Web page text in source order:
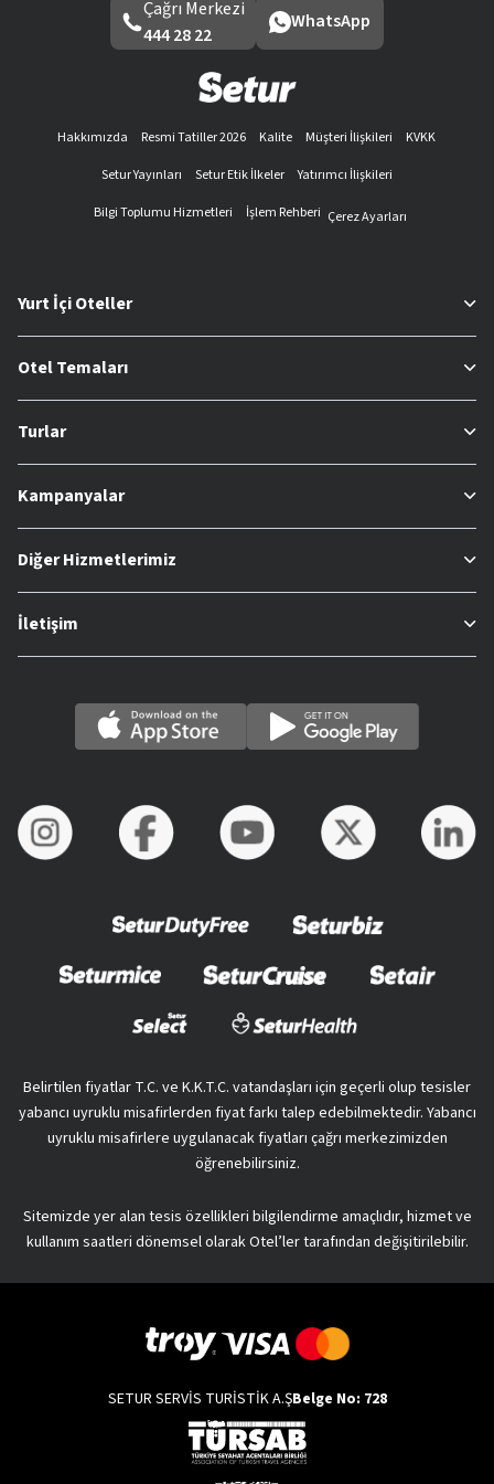
Çağrı Merkezi
444 28 22
WhatsApp
Hakkımızda Resmi Tatiller 2026 Kalite Müşteri İlişkileri
KVKK
Setur Yayınları
Setur Etik İlkeler
Yatırımcı İlişkileri
Bilgi Toplumu Hizmetleri
İşlem Rehberi Çerez Ayarları
Yurt İçi Oteller
Otel Temaları
Turlar
Kampanyalar
Diğer Hizmetlerimiz
İletişim
Belirtilen fiyatlar T.C. ve K.K.T.C. vatandaşları için geçerli olup tesisler
yabancı uyruklu misafirlerden fiyat farkı talep edebilmektedir. Yabancı
uyruklu misafirlere uygulanacak fiyatları çağrı merkezimizden
öğrenebilirsiniz.
Sitemizde yer alan tesis özellikleri bilgilendirme amaçlıdır, hizmet ve
kullanım saatleri dönemsel olarak Otel’ler tarafından değişitirilebilir.
SETUR SERVİS TURİSTİK A.ŞBelge No: 728